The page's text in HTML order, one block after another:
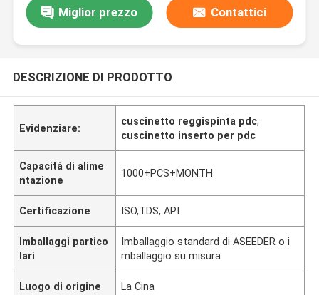
Miglior prezzo Contattici
DESCRIZIONE DI PRODOTTO
Evidenziare:
cuscinetto reggispinta pdc,
cuscinetto inserto per pdc
Capacità di alime
ntazione
1000+PCS+MONTH
Certificazione ISO,TDS, API
Imballaggi partico
lari
Imballaggio standard di ASEEDER o i
mballaggio su misura
Luogo di origine La Cina